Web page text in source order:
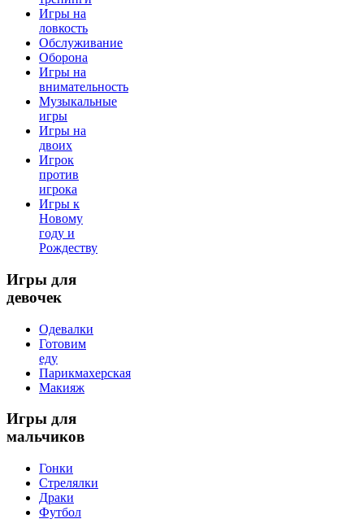
Игры на
ловкость
Обслуживание
Оборона
Игры на
внимательность
Музыкальные
игры
Игры на
двоих
Игрок
против
игрока
Игры к
Новому
году и
Рождеству
Игры для
девочек
Одевалки
Готовим
еду
Парикмахерская
Макияж
Игры для
мальчиков
Гонки
Стрелялки
Драки
Футбол